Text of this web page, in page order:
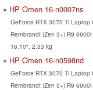
HP Omen 16-n0007ns
GeForce RTX 3070 Ti Laptop
Rembrandt (Zen 3+) R9
16.10", 2.33 kg
HP Omen 16-n0598nd
GeForce RTX 3070 Ti Laptop
Rembrandt (Zen 3+) R9